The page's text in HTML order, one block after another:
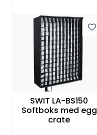
SWIT LA-BS150
Softboks med egg
crate